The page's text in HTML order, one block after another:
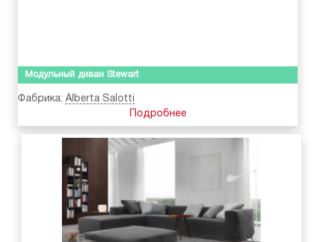
Модульный диван Stewart
Фабрика: Alberta Salotti
Подробнее